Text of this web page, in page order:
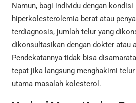
Namun, bagi individu dengan
hiperkolesterolemia berat atau
terdiagnosis, jumlah telur yang
dikonsultasikan dengan dokter atau
Pendekatannya tidak bisa
tepat jika langsung menghakimi
utama masalah kolesterol.